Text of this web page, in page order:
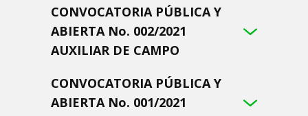
CONVOCATORIA PÚBLICA Y
ABIERTA No. 002/2021
AUXILIAR DE CAMPO
CONVOCATORIA PÚBLICA Y
ABIERTA No. 001/2021